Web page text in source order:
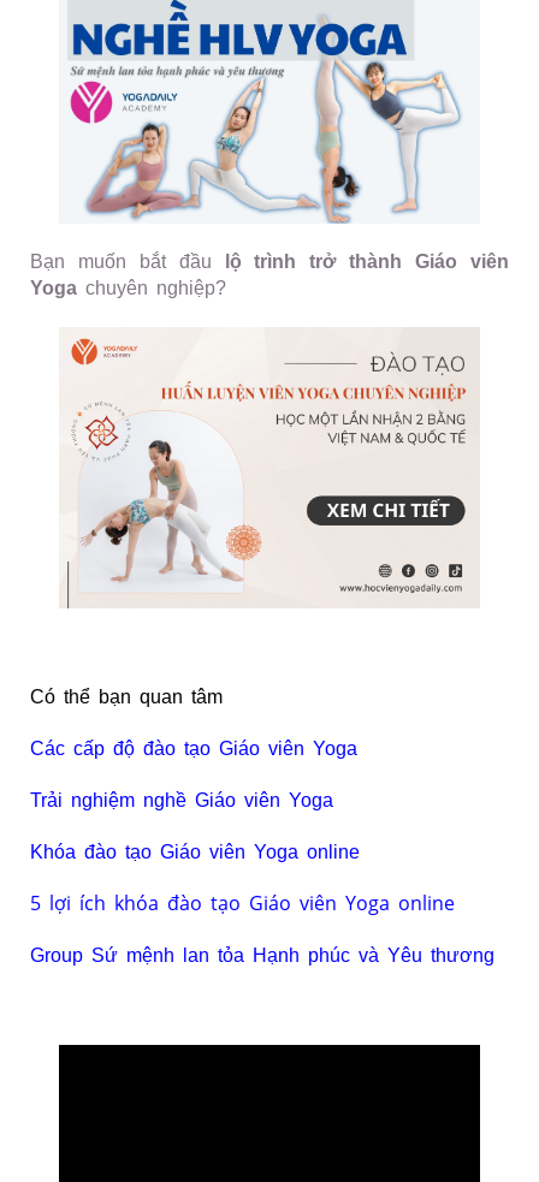
Bạn muốn bắt đầu
lộ trình trở thành Giáo viên
Yoga chuyên nghiệp?
Có thể bạn quan tâm
Các cấp độ đào tạo Giáo viên Yoga
Trải nghiệm nghề Giáo viên Yoga
Khóa đào tạo Giáo viên Yoga online
5 lợi ích khóa đào tạo Giáo viên Yoga online
Group Sứ mệnh lan tỏa Hạnh phúc và Yêu thương